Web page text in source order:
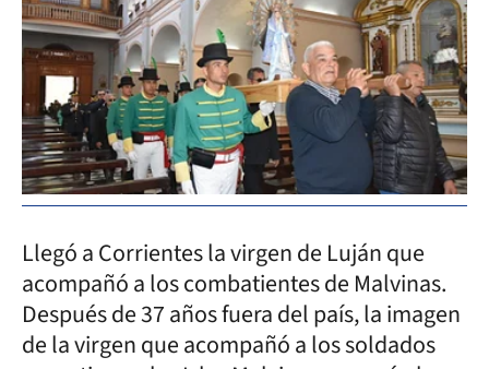
Llegó a Corrientes la virgen de Luján que
acompañó a los combatientes de Malvinas.
Después de 37 años fuera del país, la imagen
de la virgen que acompañó a los soldados